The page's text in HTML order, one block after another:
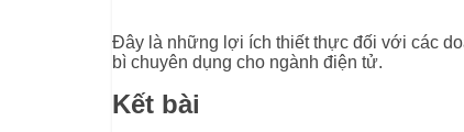
Đây là những lợi ích thiết thực đối với các
bì chuyên dụng cho ngành điện tử.
Kết bài